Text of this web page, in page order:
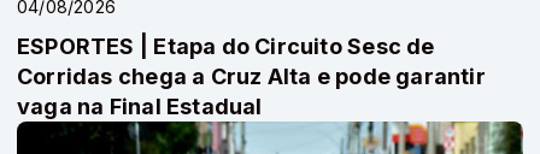
04/08/2026
ESPORTES | Etapa do Circuito Sesc de
Corridas chega a Cruz Alta e pode garantir
vaga na Final Estadual